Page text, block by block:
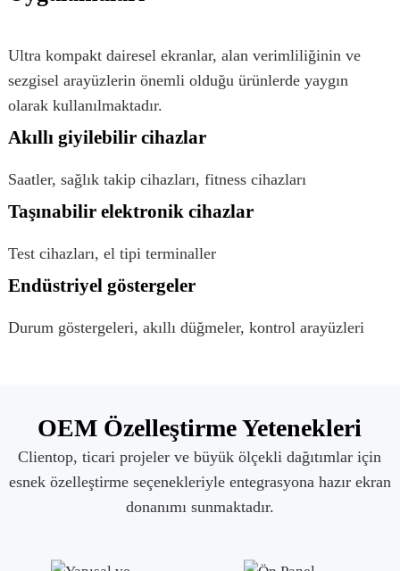
Ultra kompakt dairesel ekranlar, alan verimliliğinin ve
sezgisel arayüzlerin önemli olduğu ürünlerde yaygın
olarak kullanılmaktadır.
Akıllı giyilebilir cihazlar
Saatler, sağlık takip cihazları, fitness cihazları
Taşınabilir elektronik cihazlar
Test cihazları, el tipi terminaller
Endüstriyel göstergeler
Durum göstergeleri, akıllı düğmeler, kontrol arayüzleri
OEM Özelleştirme Yetenekleri
Clientop, ticari projeler ve büyük ölçekli dağıtımlar için
esnek özelleştirme seçenekleriyle entegrasyona hazır ekran
donanımı sunmaktadır.